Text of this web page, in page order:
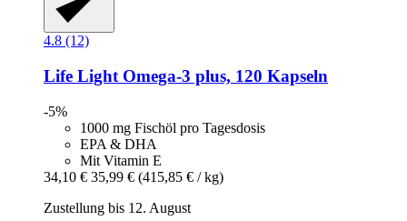
4.8 (12)
Life Light Omega-​3 plus, 120 Kapseln
-5%
1000 mg Fischöl pro Tagesdosis
EPA & DHA
Mit Vitamin E
34,10 € 35,99 € (415,85 € / kg)
Zustellung bis 12. August